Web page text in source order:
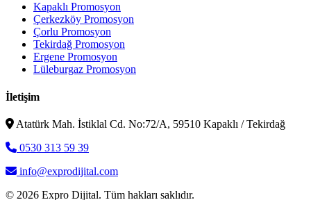
Kapaklı Promosyon
Çerkezköy Promosyon
Çorlu Promosyon
Tekirdağ Promosyon
Ergene Promosyon
Lüleburgaz Promosyon
İletişim
Atatürk Mah. İstiklal Cd. No:72/A, 59510 Kapaklı / Tekirdağ
0530 313 59 39
info@exprodijital.com
© 2026 Expro Dijital. Tüm hakları saklıdır.